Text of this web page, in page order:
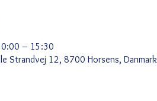
– 15:30
Strandvej 12, 8700 Horsens, Danmark